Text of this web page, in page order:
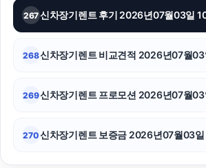
267
268신차장기렌트 비교견적 2026년07월
269신차장기렌트 프로모션 2026년07월
270신차장기렌트 보증금 2026년07월03